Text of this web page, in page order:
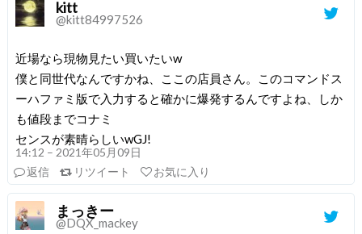
kitt
@kitt84997526
近場なら現物見たい買いたいw
僕と同世代なんですかね、ここの店員さん。このコマンドス
ーハファミ版で入力すると確かに爆発するんですよね、しか
も値段までコナミ
センスが素晴らしいwGJ!
14:12 – 2021年05月09日
返信
リツイート お気に入り
まっきー
@DQX_mackey